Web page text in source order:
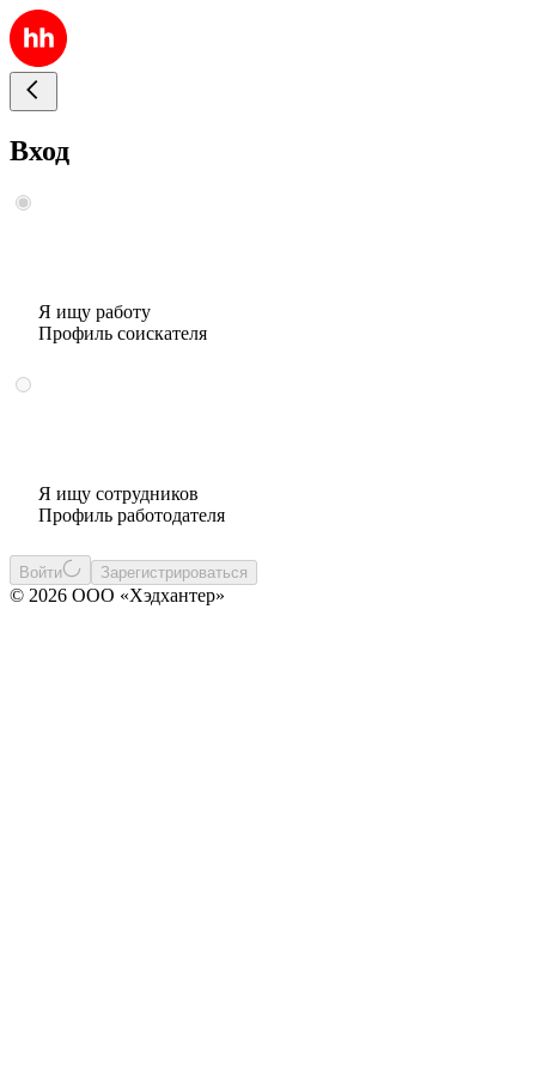
Вход
Я ищу работу
Профиль соискателя
Я ищу сотрудников
Профиль работодателя
Войти Зарегистрироваться
© 2026 ООО «Хэдхантер»